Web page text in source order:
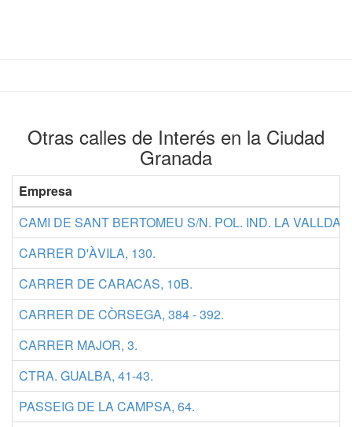
Otras calles de Interés en la Ciudad
Granada
Empresa
CAMI DE SANT BERTOMEU S/N. POL. IND. LA
CARRER D'ÀVILA, 130.
CARRER DE CARACAS, 10B.
CARRER DE CÒRSEGA, 384 - 392.
CARRER MAJOR, 3.
CTRA. GUALBA, 41-43.
PASSEIG DE LA CAMPSA, 64.